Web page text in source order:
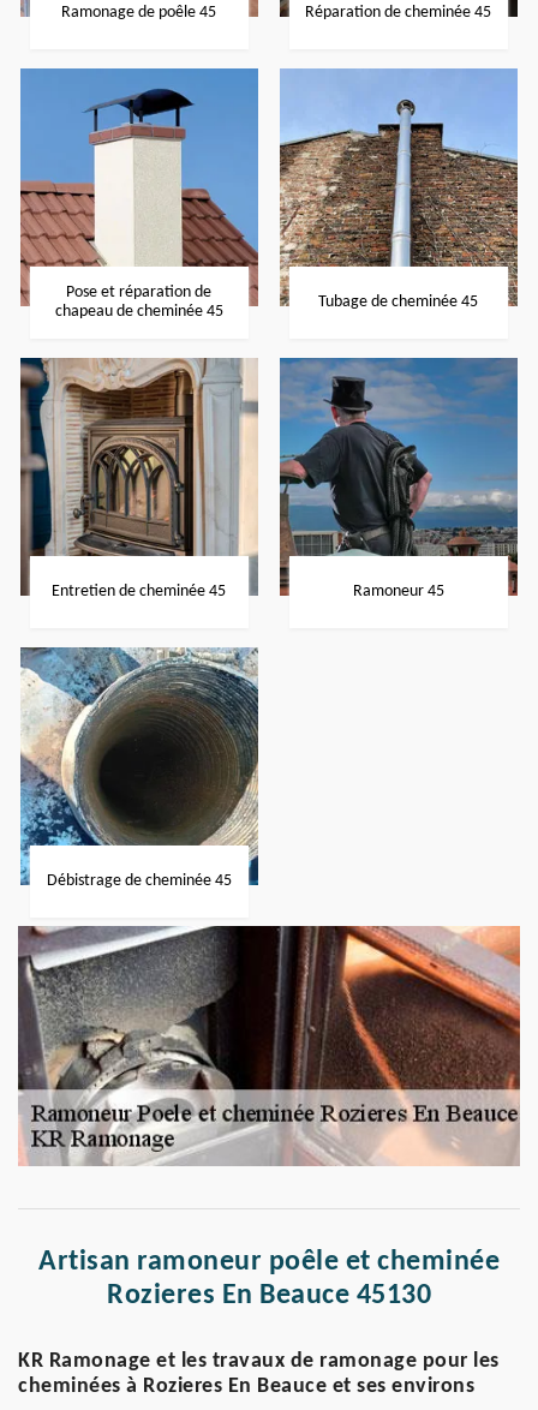
Ramonage de poêle 45 Réparation de cheminée 45
Pose et réparation de
chapeau de cheminée 45
Tubage de cheminée 45
Entretien de cheminée 45 Ramoneur 45
Débistrage de cheminée 45
Artisan ramoneur poêle et cheminée
Rozieres En Beauce 45130
KR Ramonage et les travaux de ramonage pour les
cheminées à Rozieres En Beauce et ses environs